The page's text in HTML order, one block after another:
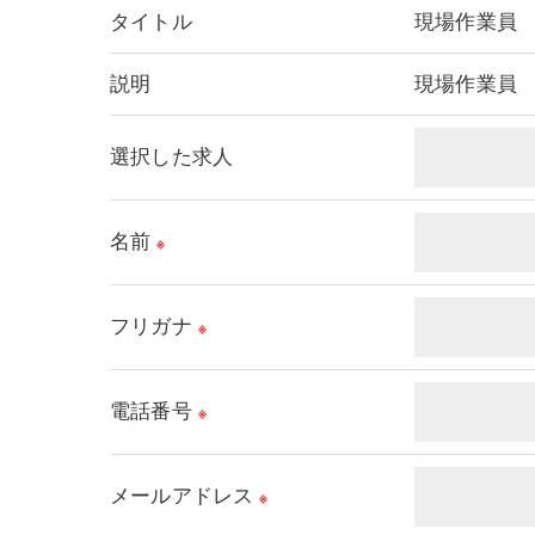
当社では、利用目的の達成に必要な範囲に
＜個人情報を与えなかった場合に生じる結果
必要な情報を頂けない場合は、それに対応
当社では、お客様の個人情報の開示･訂正･
タイトル 現場作業員
説明 現場作業員
選択した求人
名前 ※
フリガナ ※
電話番号 ※
メールアドレス ※